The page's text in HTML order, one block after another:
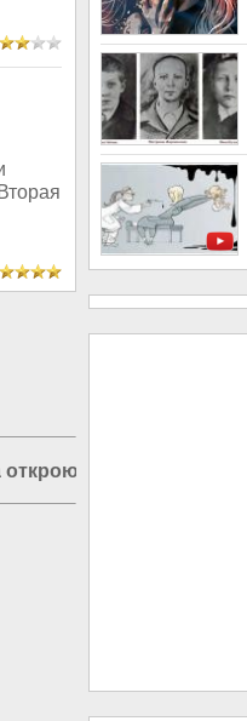
откроют Египет